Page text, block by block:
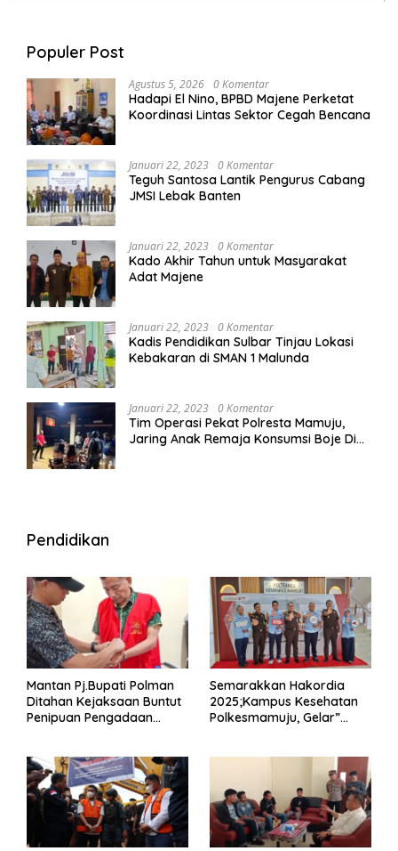
Populer Post
Agustus 5, 2026 0 Komentar
Hadapi El Nino, BPBD Majene Perketat
Koordinasi Lintas Sektor Cegah Bencana
Januari 22, 2023 0 Komentar
Teguh Santosa Lantik Pengurus Cabang
JMSI Lebak Banten
Januari 22, 2023 0 Komentar
Kado Akhir Tahun untuk Masyarakat
Adat Majene
Januari 22, 2023 0 Komentar
Kadis Pendidikan Sulbar Tinjau Lokasi
Kebakaran di SMAN 1 Malunda
Januari 22, 2023 0 Komentar
Tim Operasi Pekat Polresta Mamuju,
Jaring Anak Remaja Konsumsi Boje Di
Pendidikan
Mantan Pj.Bupati Polman
Ditahan Kejaksaan Buntut
Penipuan Pengadaan
Semarakkan Hakordia
2025;Kampus Kesehatan
Polkesmamuju, Gelar”